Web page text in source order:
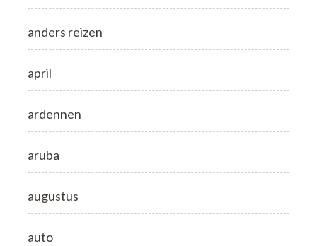
anders reizen
april
ardennen
aruba
augustus
auto